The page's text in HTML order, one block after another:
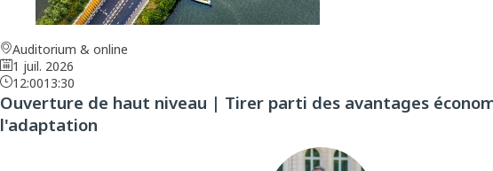
Auditorium & online
1 juil. 2026
12:0013:30
Ouverture de haut niveau | Tirer parti des avantages
l'adaptation